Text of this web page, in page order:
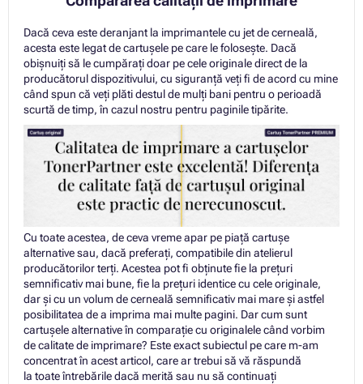
Dacă ceva este deranjant la imprimantele cu jet de cerneală,
acesta este legat de cartușele pe care le folosește. Dacă
obișnuiți să le cumpărați doar pe cele originale direct de la
producătorul dispozitivului, cu siguranță veți fi de acord cu mine
când spun că veți plăti destul de mulți bani pentru o perioadă
scurtă de timp, în cazul nostru pentru paginile tipărite.
Cu toate acestea, de ceva vreme apar pe piață cartușe
alternative sau, dacă preferați, compatibile din atelierul
producătorilor terți. Acestea pot fi obținute fie la prețuri
semnificativ mai bune, fie la prețuri identice cu cele originale,
dar și cu un volum de cerneală semnificativ mai mare și astfel
posibilitatea de a imprima mai multe pagini. Dar cum sunt
cartușele alternative în comparație cu originalele când vorbim
de calitate de imprimare? Este exact subiectul pe care m-am
concentrat în acest articol, care ar trebui să vă răspundă
la toate întrebările dacă merită sau nu să continuați